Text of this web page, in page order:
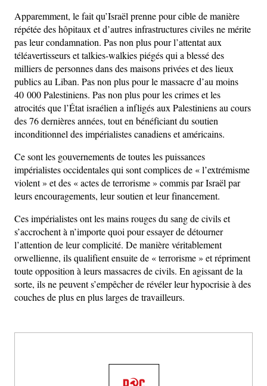
Apparemment, le fait qu’Israël prenne pour cible de manière
répétée des hôpitaux et d’autres infrastructures civiles ne mérite
pas leur condamnation. Pas non plus pour l’attentat aux
téléavertisseurs et talkies-walkies piégés qui a blessé des
milliers de personnes dans des maisons privées et des lieux
publics au Liban. Pas non plus pour le massacre d’au moins
40 000 Palestiniens. Pas non plus pour les crimes et les
atrocités que l’État israélien a infligés aux Palestiniens au cours
des 76 dernières années, tout en bénéficiant du soutien
inconditionnel des impérialistes canadiens et américains.
Ce sont les gouvernements de toutes les puissances
impérialistes occidentales qui sont complices de « l’extrémisme
violent » et des « actes de terrorisme » commis par Israël par
leurs encouragements, leur soutien et leur financement.
Ces impérialistes ont les mains rouges du sang de civils et
s’accrochent à n’importe quoi pour essayer de détourner
l’attention de leur complicité. De manière véritablement
orwellienne, ils qualifient ensuite de « terrorisme » et répriment
toute opposition à leurs massacres de civils. En agissant de la
sorte, ils ne peuvent s’empêcher de révéler leur hypocrisie à des
couches de plus en plus larges de travailleurs.